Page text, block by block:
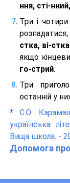
ння, сті-
Три і
стка, ві-
якщо
го-стрий.
Три
останній у
* С.О.
українська
Вища школа. -
Допомога